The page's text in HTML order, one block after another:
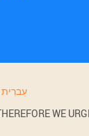
עִברִית
WE